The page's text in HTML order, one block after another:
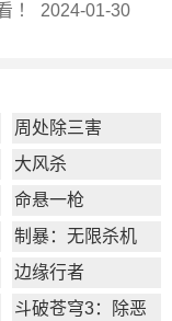
！ 2024-01-30
周处除三害
大风杀
命悬一枪
制暴：无限杀机
边缘行者
斗破苍穹3：除恶